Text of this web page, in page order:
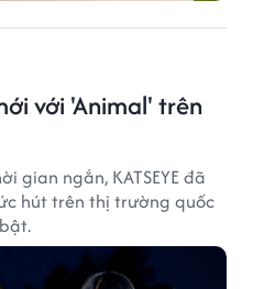
với 'Animal' trên
gian ngắn, KATSEYE đã
hút trên thị trường quốc